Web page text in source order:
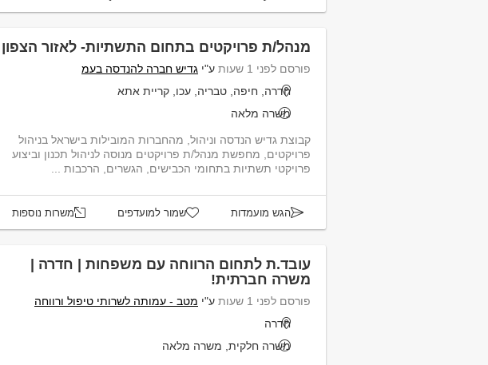
מנהל/ת פרויקטים בתחום התשתיות- לאזור הצפון
פורסם לפני 1 שעות ע"י גדיש חברה להנדסה בעמ
חדרה, חיפה, טבריה, עכו, קריית אתא
משרה מלאה
קבוצת גדיש הנדסה וניהול, מהחברות המובילות בישראל בניהול
פרויקטים, מחפשת מנהל/ת פרויקטים מנוסה לניהול תכנון וביצוע
פרויקטי תשתיות בתחומי הכבישים, הגשרים, הרכבות ...
הגש מועמדות שמור למועדפים משרות נוספות
עובד.ת לתחום הרווחה עם משפחות | חדרה |
משרה חברתית!
פורסם לפני 1 שעות ע"י מטב - עמותה לשרותי טיפול ורווחה
חדרה
משרה חלקית, משרה מלאה